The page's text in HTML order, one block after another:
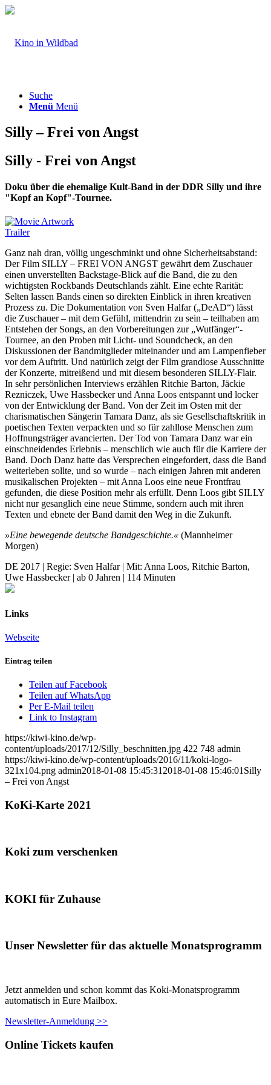
Suche
Menü Menü
Silly – Frei von Angst
Silly - Frei von Angst
Doku über die ehemalige Kult-Band in der DDR Silly und ihre
"Kopf an Kopf"-Tournee.
Trailer
Ganz nah dran, völlig ungeschminkt und ohne Sicherheitsabstand:
Der Film SILLY – FREI VON ANGST gewährt dem Zuschauer
einen unverstellten Backstage-Blick auf die Band, die zu den
wichtigsten Rockbands Deutschlands zählt. Eine echte Rarität:
Selten lassen Bands einen so direkten Einblick in ihren kreativen
Prozess zu. Die Dokumentation von Sven Halfar („DeAD“) lässt
die Zuschauer – mit dem Gefühl, mittendrin zu sein – teilhaben am
Entstehen der Songs, an den Vorbereitungen zur „Wutfänger“-
Tournee, an den Proben mit Licht- und Soundcheck, an den
Diskussionen der Bandmitglieder miteinander und am Lampenfieber
vor dem Auftritt. Und natürlich zeigt der Film grandiose Ausschnitte
der Konzerte, mitreißend und mit diesem besonderen SILLY-Flair.
In sehr persönlichen Interviews erzählen Ritchie Barton, Jäckie
Rezniczek, Uwe Hassbecker und Anna Loos entspannt und locker
von der Entwicklung der Band. Von der Zeit im Osten mit der
charismatischen Sängerin Tamara Danz, als sie Gesellschaftskritik in
poetischen Texten verpackten und so für zahllose Menschen zum
Hoffnungsträger avancierten. Der Tod von Tamara Danz war ein
einschneidendes Erlebnis – menschlich wie auch für die Karriere der
Band. Doch Danz hatte das Versprechen eingefordert, dass die Band
weiterleben sollte, und so wurde – nach einigen Jahren mit anderen
musikalischen Projekten – mit Anna Loos eine neue Frontfrau
gefunden, die diese Position mehr als erfüllt. Denn Loos gibt SILLY
nicht nur gesanglich eine neue Stimme, sondern auch mit ihren
Texten und ebnete der Band damit den Weg in die Zukunft.
»Eine bewegende deutsche Bandgeschichte.« (Mannheimer
Morgen)
DE 2017 | Regie: Sven Halfar | Mit: Anna Loos, Ritchie Barton,
Uwe Hassbecker | ab 0 Jahren | 114 Minuten
Links
Webseite
Eintrag teilen
Teilen auf Facebook
Teilen auf WhatsApp
Per E-Mail teilen
Link to Instagram
https://kiwi-kino.de/wp-
content/uploads/2017/12/Silly_beschnitten.jpg 422 748 admin
https://kiwi-kino.de/wp-content/uploads/2016/11/koki-logo-
321x104.png admin2018-01-08 15:45:31 2018-01-08 15:46:01 Silly
– Frei von Angst
KoKi-Karte 2021
Koki zum verschenken
KOKI für Zuhause
Unser Newsletter für das aktuelle Monatsprogramm
Jetzt anmelden und schon kommt das Koki-Monatsprogramm
automatisch in Eure Mailbox.
Newsletter-Anmeldung >>
Online Tickets kaufen